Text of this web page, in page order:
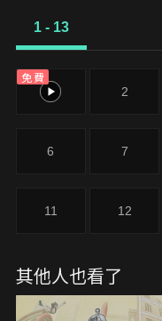
而等著大家的卻是在
片中見到的細胞們，卻
得不一樣了。
1 - 13
免費
1 2
6 7
11 12
其他人也看了